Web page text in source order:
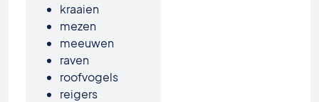
kraaien
mezen
meeuwen
raven
roofvogels
reigers